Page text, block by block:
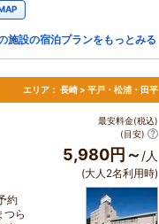
施設の宿泊プランをもっとみる
エリア： 長崎 > 平戸・松浦・田平
約
つら
最安料金(税込)
(目安)
5,980円～ /人
(大人2名利用時)